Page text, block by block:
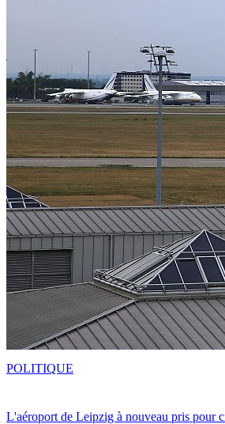
L'aéroport de Leipzig à nouveau pris pour
POLITIQUE